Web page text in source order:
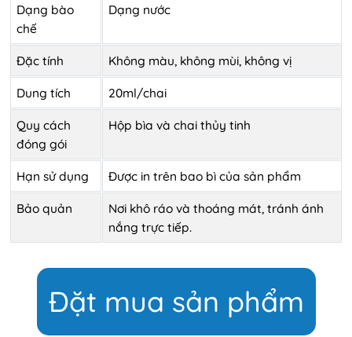
Dạng bào
chế
Dạng nước
Đặc tính Không màu, không mùi, không vị
Dung tích 20ml/chai
Quy cách
đóng gói
Hộp bìa và chai thủy tinh
Hạn sử dụng Được in trên bao bì của sản phẩm
Bảo quản
Nơi khô ráo và thoáng mát, tránh ánh
nắng trực tiếp.
Đặt mua sản phẩm